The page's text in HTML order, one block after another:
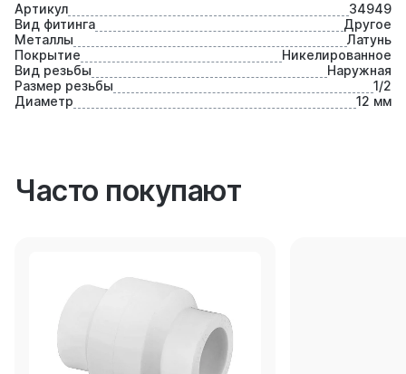
Артикул
34949
Вид фитинга
Другое
Металлы
Латунь
Покрытие
Никелированное
Вид резьбы
Наружная
Размер резьбы
1/2
Диаметр
12 мм
Часто покупают